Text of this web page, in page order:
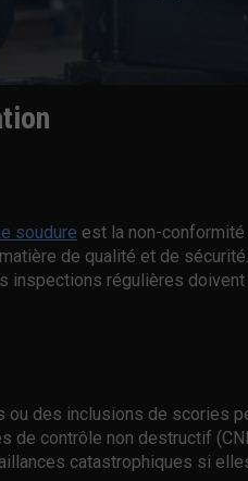
soudure est la non-conformité
de qualité et de
inspections régulières
des inclusions de scories
contrôle non destructif
catastrophiques si